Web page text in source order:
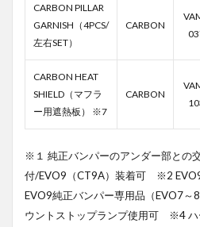
CARBON PILLAR
GARNISH（4PCS/
左右SET）
CARBON
CARBON HEAT
SHIELD（マフラ
ー用遮熱板） ※7
CARBON
※１ 純正バンパーのアンダー部との
付/EVO9（CT9A）装着可 ※2
EVO9純正バンパー専用品（EVO7～
ウントストップランプ使用可 ※4 ハ